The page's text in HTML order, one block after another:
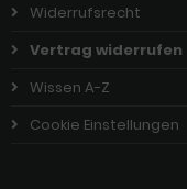
Widerrufsrecht
Vertrag widerrufen
Wissen A-Z
Cookie Einstellungen